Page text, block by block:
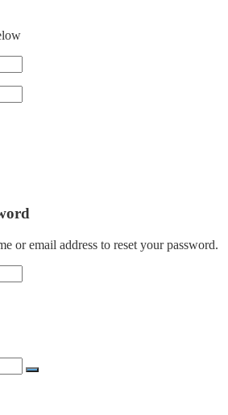
or email address to reset your password.